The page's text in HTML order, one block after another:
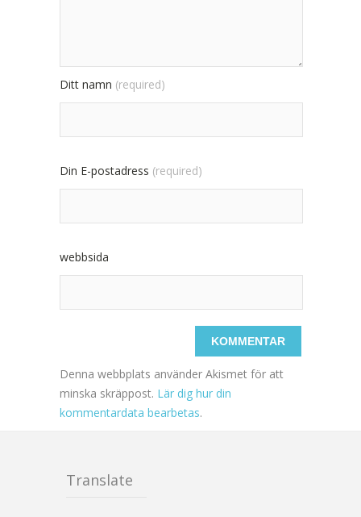
Ditt namn (required)
Din E-postadress (required)
webbsida
Denna webbplats använder Akismet för att
minska skräppost. Lär dig hur din
kommentardata bearbetas.
Translate